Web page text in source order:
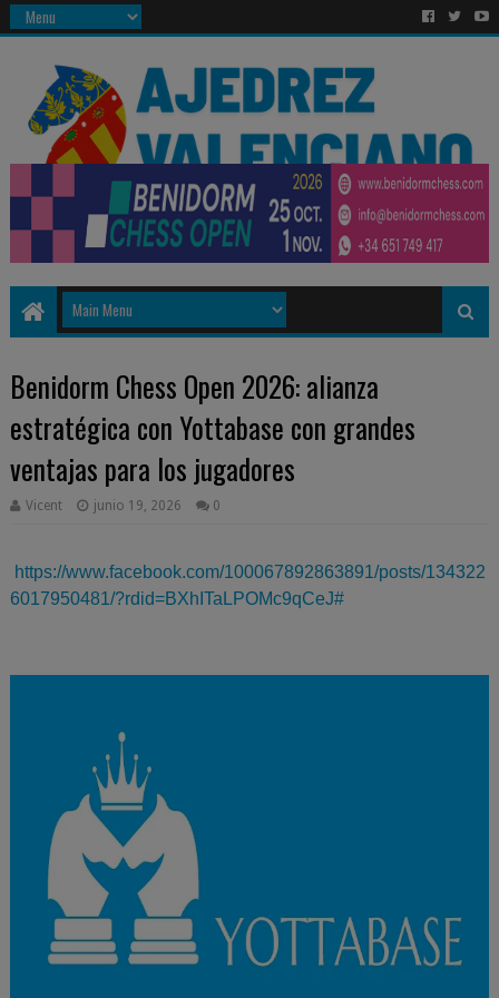
Benidorm Chess Open 2026: alianza
estratégica con Yottabase con grandes
ventajas para los jugadores
Vicent junio 19, 2026 0
https://www.facebook.com/100067892863891/posts/134322
6017950481/?rdid=BXhITaLPOMc9qCeJ#